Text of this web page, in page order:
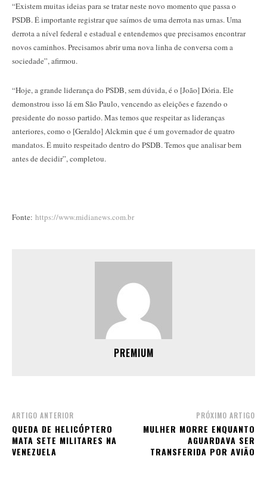
“Existem muitas ideias para se tratar neste novo momento que passa o
PSDB. É importante registrar que saímos de uma derrota nas urnas. Uma
derrota a nível federal e estadual e entendemos que precisamos encontrar
novos caminhos. Precisamos abrir uma nova linha de conversa com a
sociedade”, afirmou.
“Hoje, a grande liderança do PSDB, sem dúvida, é o [João] Dória. Ele
demonstrou isso lá em São Paulo, vencendo as eleições e fazendo o
presidente do nosso partido. Mas temos que respeitar as lideranças
anteriores, como o [Geraldo] Alckmin que é um governador de quatro
mandatos. É muito respeitado dentro do PSDB. Temos que analisar bem
antes de decidir”, completou.
Fonte: https://www.midianews.com.br
PREMIUM
ARTIGO ANTERIOR
QUEDA DE HELICÓPTERO
MATA SETE MILITARES NA
VENEZUELA
PRÓXIMO ARTIGO
MULHER MORRE ENQUANTO
AGUARDAVA SER
TRANSFERIDA POR AVIÃO